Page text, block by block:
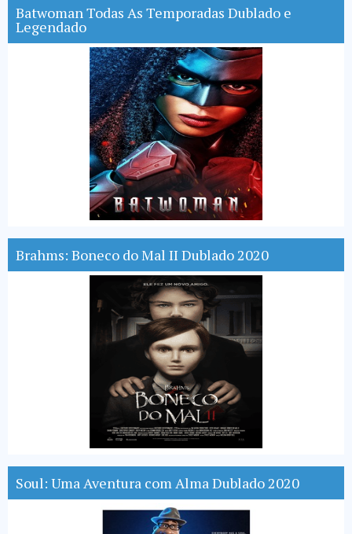
Batwoman Todas As Temporadas Dublado e
Legendado
Brahms: Boneco do Mal II Dublado 2020
Soul: Uma Aventura com Alma Dublado 2020